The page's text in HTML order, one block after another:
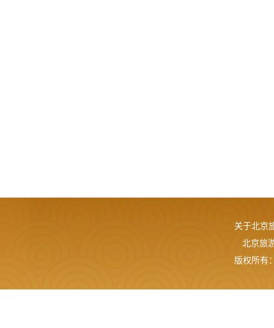
关于北京
北京旅
版权所有